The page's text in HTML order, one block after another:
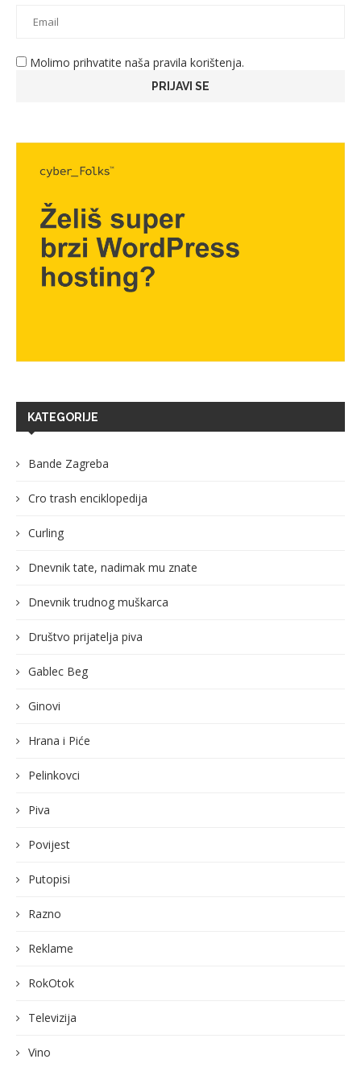
Molimo prihvatite naša pravila korištenja.
KATEGORIJE
Bande Zagreba
Cro trash enciklopedija
Curling
Dnevnik tate, nadimak mu znate
Dnevnik trudnog muškarca
Društvo prijatelja piva
Gablec Beg
Ginovi
Hrana i Piće
Pelinkovci
Piva
Povijest
Putopisi
Razno
Reklame
RokOtok
Televizija
Vino